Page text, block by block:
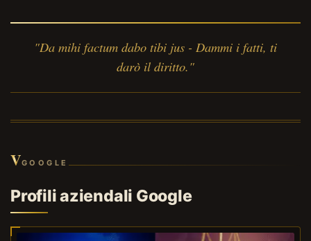
"Da mihi factum dabo tibi jus - Dammi i fatti, ti
darò il diritto."
VGOOGLE
Profili aziendali Google